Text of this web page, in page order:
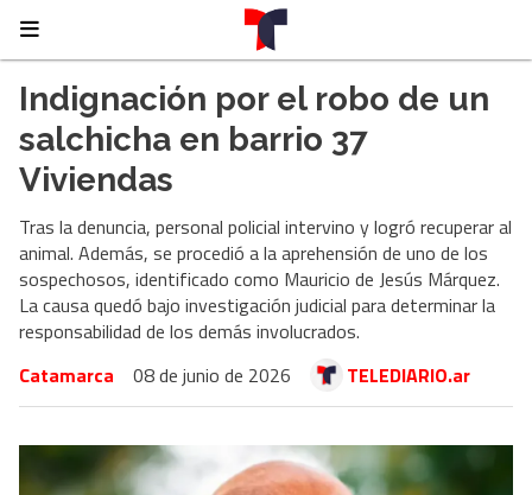
Indignación por el robo de un
salchicha en barrio 37
Viviendas
Tras la denuncia, personal policial intervino y logró recuperar al
animal. Además, se procedió a la aprehensión de uno de los
sospechosos, identificado como Mauricio de Jesús Márquez.
La causa quedó bajo investigación judicial para determinar la
responsabilidad de los demás involucrados.
Catamarca
08 de junio de 2026 TELEDIARIO.ar